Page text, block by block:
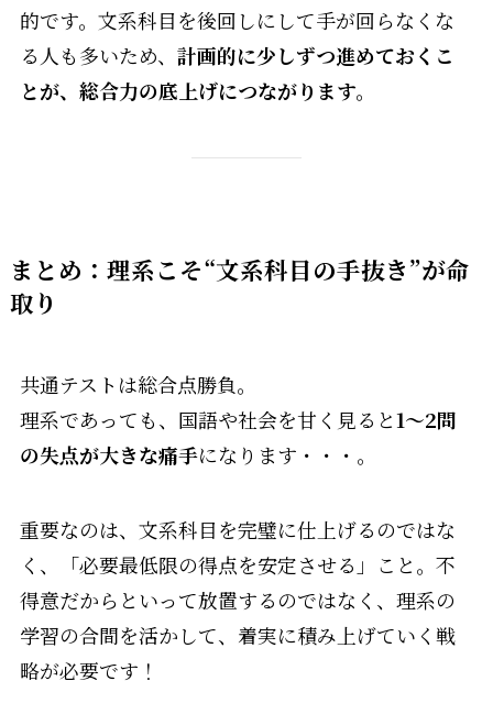
的です。文系科目を後回しにして手が回らなくな
る人も多いため、 計画的に少しずつ進めておくこ
とが、総合力の底上げにつながります。
まとめ：理系こそ“文系科目の手抜き”が命
取り
共通テストは総合点勝負。
理系であっても、国語や社会を甘く見ると1～2問
の失点が大きな痛手になります・・・。
重要なのは、文系科目を完璧に仕上げるのではな
く、「必要最低限の得点を安定させる」こと。不
得意だからといって放置するのではなく、理系の
学習の合間を活かして、着実に積み上げていく戦
略が必要です！